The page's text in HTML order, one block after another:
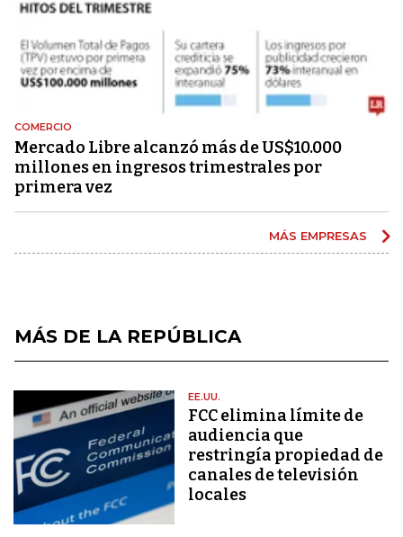
COMERCIO
Mercado Libre alcanzó más de US$10.000
millones en ingresos trimestrales por
primera vez
MÁS EMPRESAS
MÁS DE LA REPÚBLICA
EE.UU.
FCC elimina límite de
audiencia que
restringía propiedad de
canales de televisión
locales